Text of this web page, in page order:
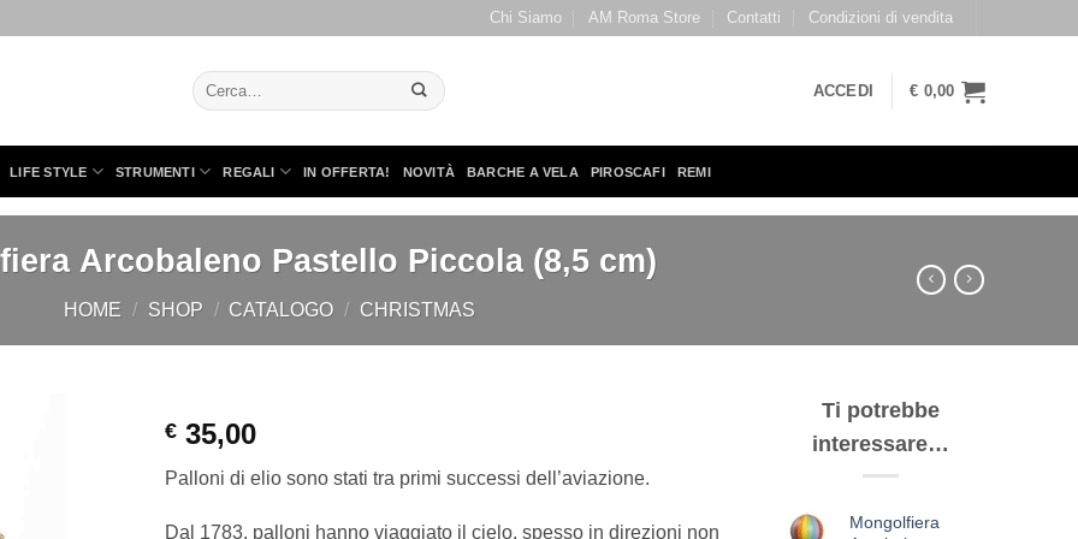
Chi Siamo AM Roma Store Contatti Condizioni di vendita
Cerca:
ACCEDI € 0,00
LIFE STYLE STRUMENTI REGALI IN OFFERTA! NOVITÀ BARCHE A VELA PIROSCAFI REMI
Arcobaleno Pastello Piccola (8,5 cm)
HOME / SHOP / CATALOGO / CHRISTMAS
€ 35,00
Palloni di elio sono stati tra primi successi dell’aviazione.
Dal 1783, palloni hanno viaggiato il cielo, spesso in direzioni non
Ti potrebbe
interessare…
Mongolfiera